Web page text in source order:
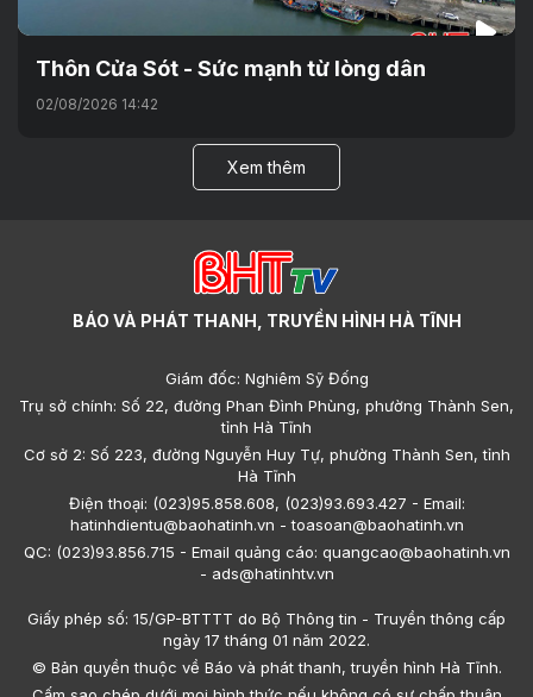
Thôn Cửa Sót - Sức mạnh từ lòng dân
02/08/2026 14:42
Xem thêm
BÁO VÀ PHÁT THANH, TRUYỀN HÌNH HÀ TĨNH
Giám đốc: Nghiêm Sỹ Đống
Trụ sở chính: Số 22, đường Phan Đình Phùng, phường Thành Sen,
tỉnh Hà Tĩnh
Cơ sở 2: Số 223, đường Nguyễn Huy Tự, phường Thành Sen, tỉnh
Hà Tĩnh
Điện thoại: (023)95.858.608, (023)93.693.427 - Email:
hatinhdientu@baohatinh.vn - toasoan@baohatinh.vn
QC: (023)93.856.715 - Email quảng cáo: quangcao@baohatinh.vn
- ads@hatinhtv.vn
Giấy phép số: 15/GP-BTTTT do Bộ Thông tin - Truyền thông cấp
ngày 17 tháng 01 năm 2022.
© Bản quyền thuộc về Báo và phát thanh, truyền hình Hà Tĩnh.